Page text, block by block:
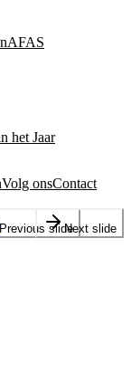
AFAS
het Jaar
Volg onsContact
Previous slideNext slide